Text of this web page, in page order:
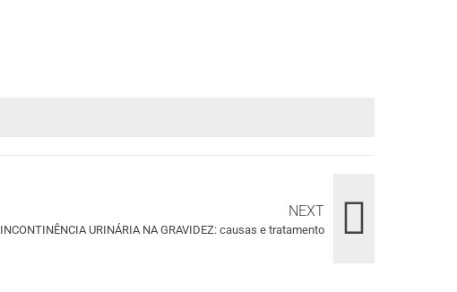
NEXT
INCONTINÊNCIA URINÁRIA NA GRAVIDEZ: causas e tratamento